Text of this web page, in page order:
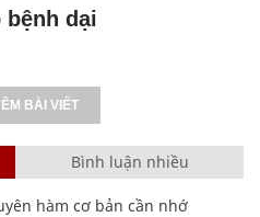
dại
BÀI VIẾT
Bình luận nhiều
hàm cơ bản cần nhớ